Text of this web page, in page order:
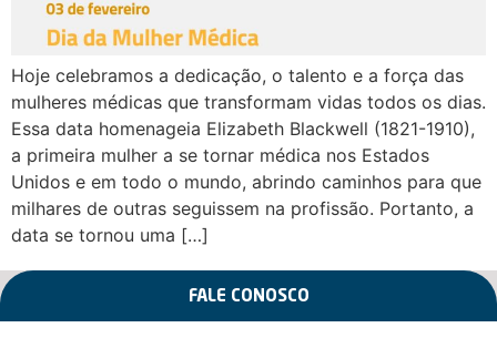
Hoje celebramos a dedicação, o talento e a força das
mulheres médicas que transformam vidas todos os dias.
Essa data homenageia Elizabeth Blackwell (1821-1910),
a primeira mulher a se tornar médica nos Estados
Unidos e em todo o mundo, abrindo caminhos para que
milhares de outras seguissem na profissão. Portanto, a
data se tornou uma […]
FALE CONOSCO